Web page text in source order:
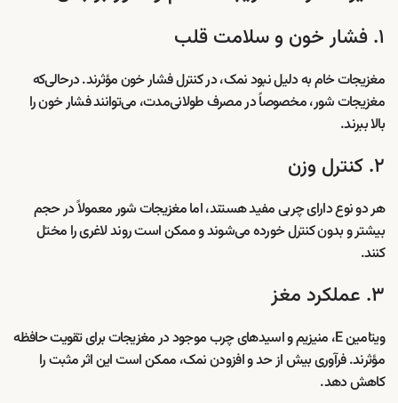
۱. فشار خون و سلامت قلب
مغزیجات خام به دلیل نبود نمک، در کنترل فشار خون مؤثرند. درحالی‌که
مغزیجات شور، مخصوصاً در مصرف طولانی‌مدت، می‌توانند فشار خون را
بالا ببرند.
۲. کنترل وزن
هر دو نوع دارای چربی مفید هستند، اما مغزیجات شور معمولاً در حجم
بیشتر و بدون کنترل خورده می‌شوند و ممکن است روند لاغری را مختل
کنند.
۳. عملکرد مغز
ویتامین E، منیزیم و اسیدهای چرب موجود در مغزیجات برای تقویت حافظه
مؤثرند. فرآوری بیش از حد و افزودن نمک، ممکن است این اثر مثبت را
کاهش دهد.